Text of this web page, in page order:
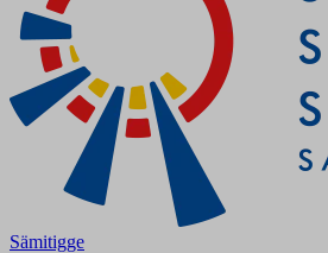
Sämitigge